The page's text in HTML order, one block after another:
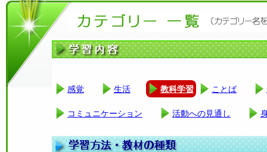
感覚 生活 教科学習 ことば
コミュニケーション 活動への見通し